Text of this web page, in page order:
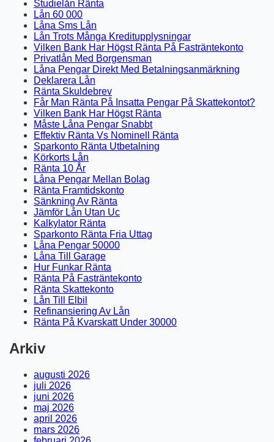
Studielån Ränta
Lån 60 000
Låna Sms Lån
Lån Trots Många Kreditupplysningar
Vilken Bank Har Högst Ränta På Fasträntekonto
Privatlån Med Borgensman
Låna Pengar Direkt Med Betalningsanmärkning
Deklarera Lån
Ränta Skuldebrev
Får Man Ränta På Insatta Pengar På Skattekontot?
Vilken Bank Har Högst Ränta
Måste Låna Pengar Snabbt
Effektiv Ränta Vs Nominell Ränta
Sparkonto Ränta Utbetalning
Körkorts Lån
Ränta 10 År
Låna Pengar Mellan Bolag
Ränta Framtidskonto
Sänkning Av Ränta
Jämför Lån Utan Uc
Kalkylator Ränta
Sparkonto Ränta Fria Uttag
Låna Pengar 50000
Låna Till Garage
Hur Funkar Ränta
Ränta På Fasträntekonto
Ränta Skattekonto
Lån Till Elbil
Refinansiering Av Lån
Ränta På Kvarskatt Under 30000
Arkiv
augusti 2026
juli 2026
juni 2026
maj 2026
april 2026
mars 2026